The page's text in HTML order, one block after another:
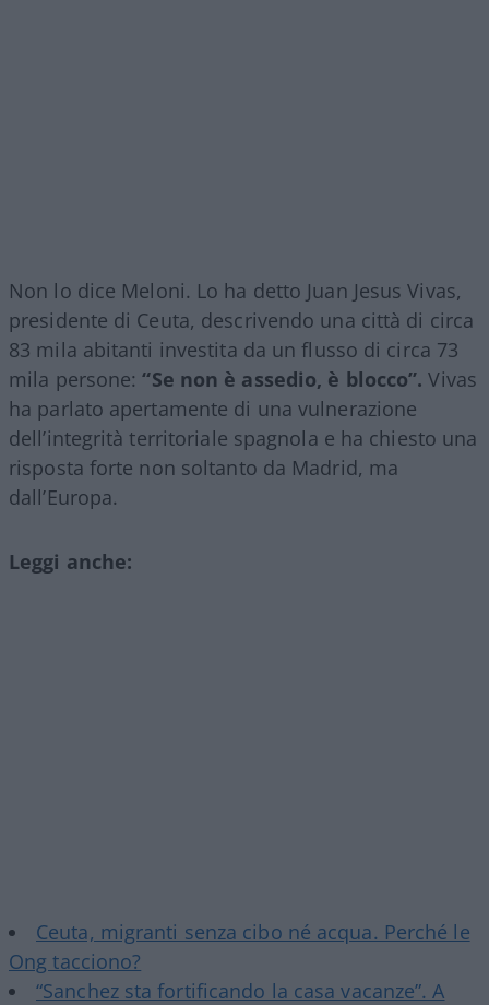
Non lo dice Meloni. Lo ha detto Juan Jesus Vivas,
presidente di Ceuta, descrivendo una città di circa
83 mila abitanti investita da un flusso di circa 73
mila persone: “Se non è assedio, è blocco”. Vivas
ha parlato apertamente di una vulnerazione
dell’integrità territoriale spagnola e ha chiesto una
risposta forte non soltanto da Madrid, ma
dall’Europa.
Leggi anche:
Ceuta, migranti senza cibo né acqua. Perché le
Ong tacciono?
“Sanchez sta fortificando la casa vacanze”. A